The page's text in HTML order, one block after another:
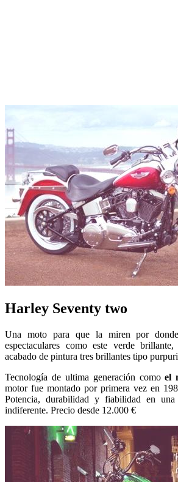
Harley Seventy two
Una moto para que la miren por
espectaculares como este verde
acabado de pintura tres brillantes tipo
Tecnología de ultima generación comoel
motor fue montado por primera vez en
Potencia, durabilidad y fiabilidad en
indiferente. Precio desde 12.000 €